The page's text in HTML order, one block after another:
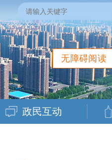
无障碍阅读
政民互动